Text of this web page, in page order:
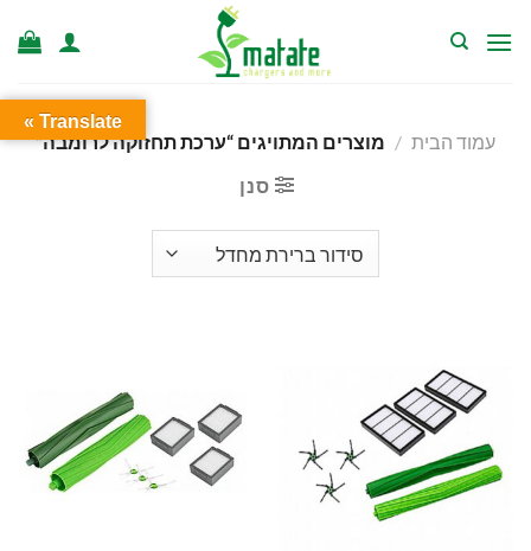
עמוד הבית / מוצרים המתויגים “ערכת תחזוקה לרומבה”
סנן
Translate »